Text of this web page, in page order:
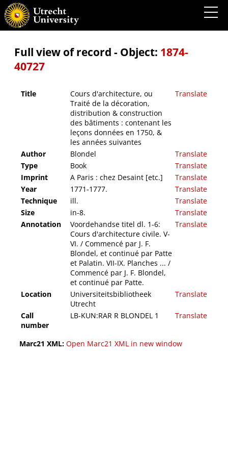
Cours d'architecture, ou Traité de la décoration, distribution & construction des
bâtiments : contenant les leçons données en 1750, & les années suivantes
Full view of record - Object: 1874-
40727
Title
Cours d'architecture, ou
Traité de la décoration,
distribution & construction
des bâtiments : contenant les
leçons données en 1750, &
les années suivantes
Translate
Author Blondel
Translate
Type
Book
Translate
Imprint
A Paris : chez Desaint [etc.]
Translate
Year
1771-1777.
Translate
Technique
ill.
Translate
Size
in-8.
Translate
Annotation
Voordehandse titel dl. 1-6:
Cours d'architecture civile. V-
VI. / Commencé par J. F.
Blondel, et continué par Patte
et Palatin. VII-IX. Planches ... /
Commencé par J. F. Blondel,
et continué par Patte.
Translate
Location
Universiteitsbibliotheek
Utrecht
Translate
Call
number
LB-KUN:RAR R BLONDEL 1 Translate
Marc21 XML: Open Marc21 XML in new window